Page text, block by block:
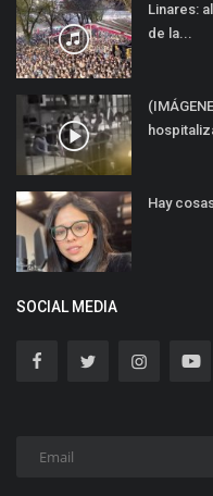
Linares:
de la...
Hay
SOCIAL MEDIA